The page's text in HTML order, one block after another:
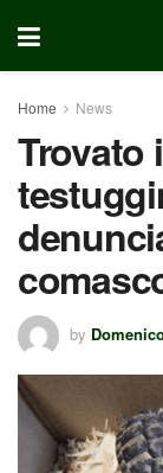
Home News
Trovato
by